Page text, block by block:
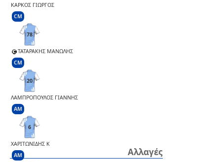
ΚΑΡΚΟΣ ΓΙΩΡΓΟΣ
CM
78
ΤΑΤΑΡΑΚΗΣ ΜΑΝΩΛΗΣ
CM
20
ΛΑΜΠΡΟΠΟΥΛΟΣ ΓΙΑΝΝΗΣ
AM
6
ΧΑΡΙΤΩΝΙΔΗΣ Κ
AM
Αλλαγές